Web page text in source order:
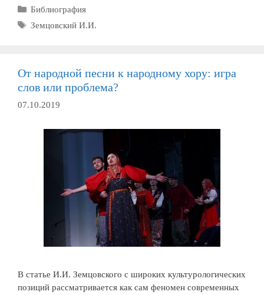
Рубрики
Библиография
Метки
Земцовский И.И.
От народной песни к народному хору: игра
слов или проблема?
07.10.2019
В статье И.И. Земцовского с широких культурологических
позиций рассматривается как сам феномен современных